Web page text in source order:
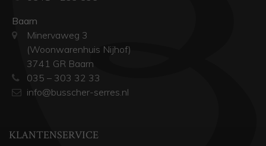
Baarn
Minervaweg 3
(Woonwarenhuis Nijhof)
3741 GR Baarn
035 – 303 32 33
info@busscher-serres.nl
KLANTENSERVICE